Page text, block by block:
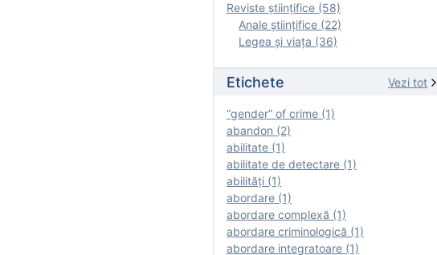
Reviste ştiinţifice (58)
Anale ştiinţifice (22)
Legea şi viaţa (36)
Etichete Vezi tot
“gender” of crime (1)
abandon (2)
abilitate (1)
abilitate de detectare (1)
abilităţi (1)
abordare (1)
abordare complexă (1)
abordare criminologică (1)
abordare integratoare (1)